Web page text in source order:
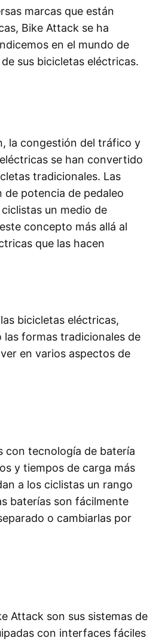
marcas que están
Bike Attack se ha
en el mundo de
sus bicicletas eléctricas.
la congestión del tráfico y
se han convertido
tradicionales. Las
potencia de pedaleo
un medio de
concepto más allá al
que las hacen
bicicletas eléctricas,
formas tradicionales de
en varios aspectos de
con tecnología de batería
y tiempos de carga más
a los ciclistas un rango
baterías son fácilmente
o cambiarlas por
Attack son sus sistemas de
con interfaces fáciles